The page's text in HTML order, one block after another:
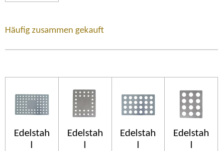
Häufig zusammen gekauft
Edelstah
Edelstah
Edelstah
Edelstah